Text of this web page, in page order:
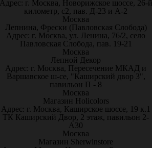
г. Москва, Новорижское шоссе, 26-й
километр, с2, пав. Д-23 и А-2
Москва
Лепнина, Фрески (Павловская Слобода)
Адрес: г. Москва, ул. Ленина, 76/2, село
Павловская Слобода, пав. 19-21
Москва
Лепной Декор
Адрес: г. Москва, Пересечение МКАД и
Варшавское ш-се, "Каширский двор 3",
павильон П - 8
Москва
Магазин Holicolors
Адрес: г. Москва, Каширское шоссе, 19 к.1
ТК Каширский Двор, 2 этаж, павильон 2-
А30
Москва
Магазин Sherwinstore